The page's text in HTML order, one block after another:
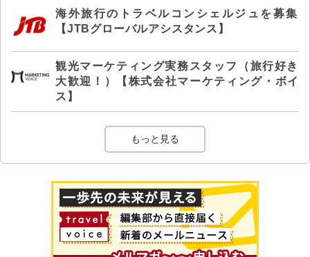
海外旅行のトラベルコンシェルジュを募集
【JTBグローバルアシスタンス】
観光マーケティング実務スタッフ（旅行好き
大歓迎！）【株式会社マーケティング・ボイ
ス】
もっと見る